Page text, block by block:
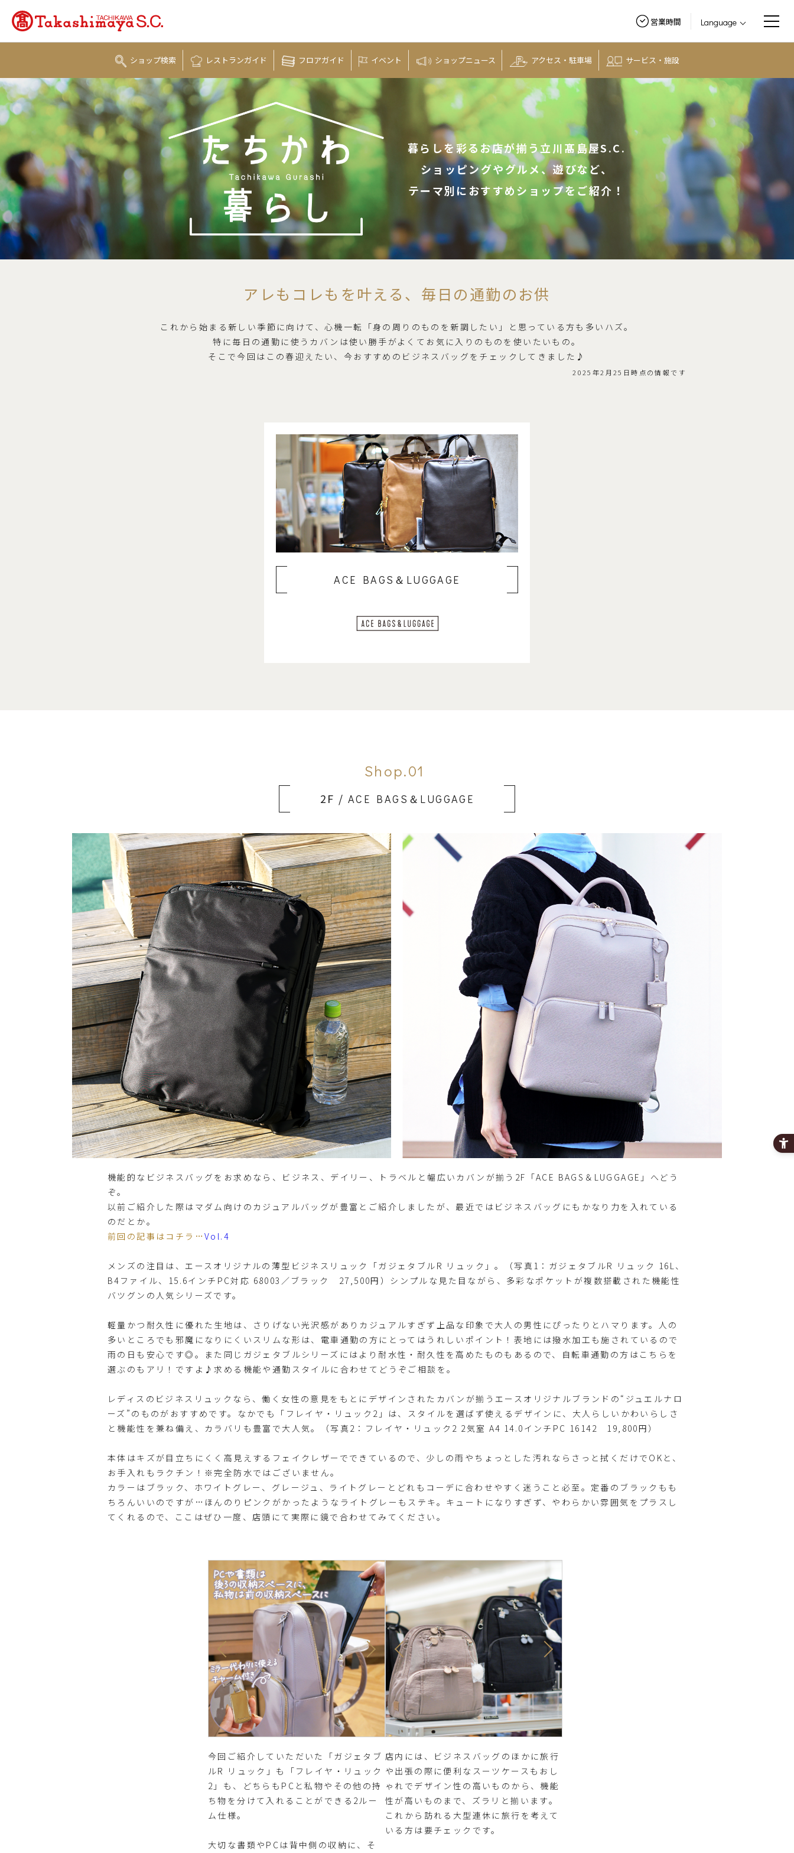
営業時間 Language
ショップ検索 レストランガイド フロアガイド イベント ショップニュース アクセス・ 駐車場 サービス・施設
暮らしを彩るお店が揃う立川髙島屋S.C.
ショッピングやグルメ、遊びなど、
テーマ別におすすめショップをご紹介！
アレもコレもを叶える、毎日の通勤のお供
これから始まる新しい季節に向けて、心機一転「身の周りのものを新調したい」と思っている方も多いハズ。
特に毎日の通勤に使うカバンは使い勝手がよくてお気に入りのものを使いたいもの。
そこで今回はこの春迎えたい、今おすすめのビジネスバッグをチェックしてきました♪
2025年2月25日時点の情報です
ACE BAGS＆LUGGAGE
Shop.01
2F / ACE BAGS＆LUGGAGE
機能的なビジネスバッグをお求めなら、ビジネス、デイリー、トラベルと幅広いカバンが揃う2F「ACE BAGS＆LUGGAGE」へどう
ぞ。
以前ご紹介した際はマダム向けのカジュアルバッグが豊富とご紹介しましたが、最近ではビジネスバッグにもかなり力を入れている
のだとか。
前回の記事はコチラ… Vol.4
メンズの注目は、エースオリジナルの薄型ビジネスリュック「ガジェタブルR リュック」。（写真1：ガジェタブルR リュック 16L、
B4ファイル、15.6インチPC対応 68003／ブラック 27,500円）シンプルな見た目ながら、多彩なポケットが複数搭載された機能性
バツグンの人気シリーズです。
軽量かつ耐久性に優れた生地は、さりげない光沢感がありカジュアルすぎず上品な印象で大人の男性にぴったりとハマります。人の
多いところでも邪魔になりにくいスリムな形は、電車通勤の方にとってはうれしいポイント！表地には撥水加工も施されているので
雨の日も安心です◎。また同じガジェタブルシリーズにはより耐水性・耐久性を高めたものもあるので、自転車通勤の方はこちらを
選ぶのもアリ！ですよ♪求める機能や通勤スタイルに合わせてどうぞご相談を。
レディスのビジネスリュックなら、働く女性の意見をもとにデザインされたカバンが揃うエースオリジナルブランドの“ジュエルナロ
ーズ”のものがおすすめです。なかでも「フレイヤ・リュック2」は、スタイルを選ばず使えるデザインに、大人らしいかわいらしさ
と機能性を兼ね備え、カラバリも豊富で大人気。（写真2：フレイヤ・リュック2 2気室 A4 14.0インチPC 16142 19,800円）
本体はキズが目立ちにくく高見えするフェイクレザーでできているので、少しの雨やちょっとした汚れならさっと拭くだけでOKと、
お手入れもラクチン！※完全防水ではございません。
カラーはブラック、ホワイトグレー、グレージュ、ライトグレーとどれもコーデに合わせやすく迷うこと必至。定番のブラックもも
ちろんいいのですが…ほんのりピンクがかったようなライトグレーもステキ。キュートになりすぎず、やわらかい雰囲気をプラスし
てくれるので、ここはぜひ一度、店頭にて実際に鏡で合わせてみてください。
今回ご紹介していただいた「ガジェタブ
ルR リュック」も「フレイヤ・リュック
2」も、どちらもPCと私物やその他の持
ち物を分けて入れることができる2ルー
ム仕様。
大切な書類やPCは背中側の収納に、そ
店内には、ビジネスバッグのほかに旅行
や出張の際に便利なスーツケースもおし
ゃれでデザイン性の高いものから、機能
性が高いものまで、ズラリと揃います。
これから訪れる大型連休に旅行を考えて
いる方は要チェックです。